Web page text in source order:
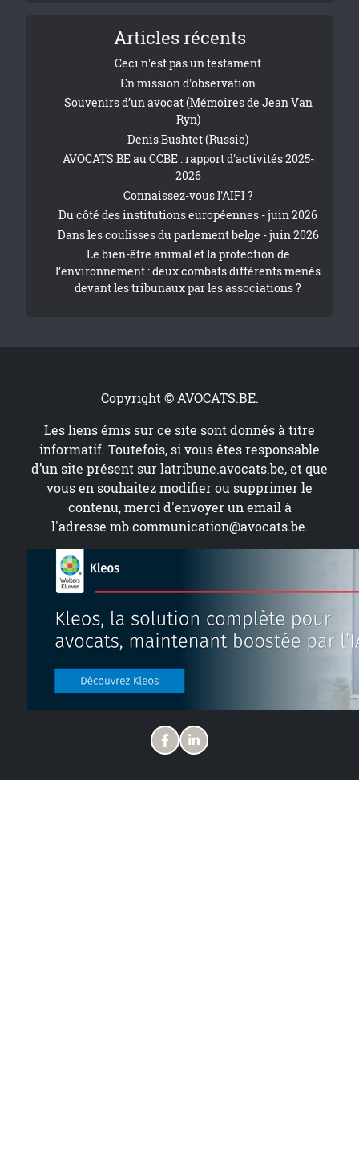
Articles récents
Ceci n'est pas un testament
En mission d'observation
Souvenirs d’un avocat (Mémoires de Jean Van
Ryn)
Denis Bushtet (Russie)
AVOCATS.BE au CCBE : rapport d'activités 2025-
2026
Connaissez-vous l'AIFI ?
Du côté des institutions européennes - juin 2026
Dans les coulisses du parlement belge - juin 2026
Le bien-être animal et la protection de
l’environnement : deux combats différents menés
devant les tribunaux par les associations ?
Copyright © AVOCATS.BE.
Les liens émis sur ce site sont donnés à titre
informatif. Toutefois, si vous êtes responsable
d’un site présent surlatribune.avocats.be, et que
vous en souhaitez modifier ou supprimer le
contenu, merci d'envoyer un email à
l'adresse mb.communication@avocats.be.